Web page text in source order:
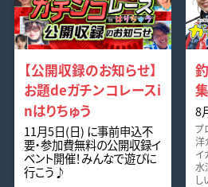
【公開収録のお知らせ】
お題deガチンコレースi
nはりちゅう
11月5日(日) に事前申込不
要・参加費無料の公開収録イ
ベント開催！みんなで遊びに
行こう♪
8
プ
洋
イ
水
し